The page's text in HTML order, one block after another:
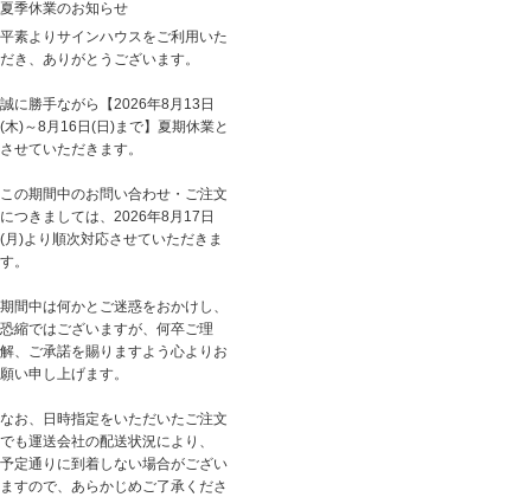
夏季休業のお知らせ
平素よりサインハウスをご利用いた
だき、ありがとうございます。
誠に勝手ながら【2026年8月13日
(木)～8月16日(日)まで】夏期休業と
させていただきます。
この期間中のお問い合わせ・ご注文
につきましては、2026年8月17日
(月)より順次対応させていただきま
す。
期間中は何かとご迷惑をおかけし、
恐縮ではございますが、何卒ご理
解、ご承諾を賜りますよう心よりお
願い申し上げます。
なお、日時指定をいただいたご注文
でも運送会社の配送状況により、
予定通りに到着しない場合がござい
ますので、あらかじめご了承くださ